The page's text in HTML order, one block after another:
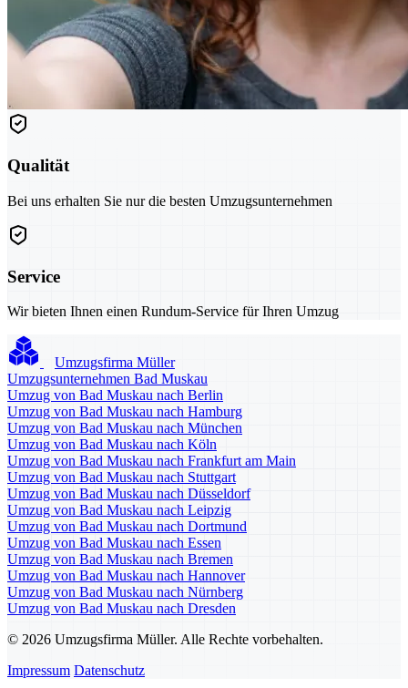
Qualität
Bei uns erhalten Sie nur die besten Umzugsunternehmen
Service
Wir bieten Ihnen einen Rundum-Service für Ihren Umzug
Umzugsfirma Müller
Umzugsunternehmen Bad Muskau
Umzug von Bad Muskau nach Berlin
Umzug von Bad Muskau nach Hamburg
Umzug von Bad Muskau nach München
Umzug von Bad Muskau nach Köln
Umzug von Bad Muskau nach Frankfurt am Main
Umzug von Bad Muskau nach Stuttgart
Umzug von Bad Muskau nach Düsseldorf
Umzug von Bad Muskau nach Leipzig
Umzug von Bad Muskau nach Dortmund
Umzug von Bad Muskau nach Essen
Umzug von Bad Muskau nach Bremen
Umzug von Bad Muskau nach Hannover
Umzug von Bad Muskau nach Nürnberg
Umzug von Bad Muskau nach Dresden
© 2026 Umzugsfirma Müller. Alle Rechte vorbehalten.
Impressum Datenschutz